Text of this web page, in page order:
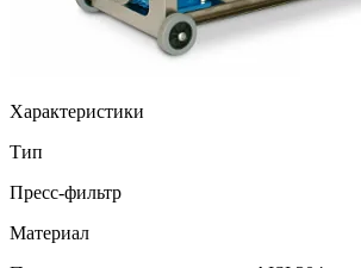
Характеристики
Тип
Пресс-фильтр
Материал